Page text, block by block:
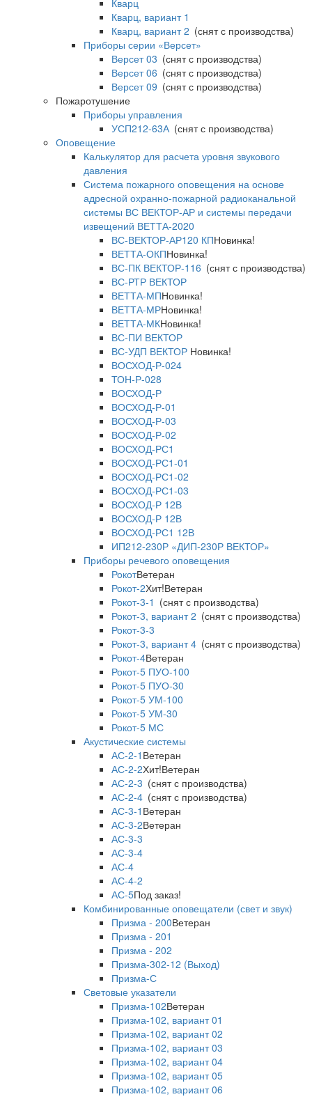
Кварц
Кварц, вариант 1
Кварц, вариант 2 (снят с производства)
Приборы серии «Версет»
Версет 03 (снят с производства)
Версет 06 (снят с производства)
Версет 09 (снят с производства)
Пожаротушение
Приборы управления
УСП212-63А(снят с производства)
Оповещение
Калькулятор для расчета уровня звукового
давления
Система пожарного оповещения на основе
адресной охранно-пожарной радиоканальной
системы ВС ВЕКТОР-АР и системы передачи
извещений ВЕТТА-2020
ВС-ВЕКТОР-АР120 КПНовинка!
ВЕТТА-ОКПНовинка!
ВС-ПК ВЕКТОР-116 (снят с производства)
ВС-РТР ВЕКТОР
ВЕТТА-МПНовинка!
ВЕТТА-МРНовинка!
ВЕТТА-МКНовинка!
ВС-ПИ ВЕКТОР
ВС-УДП ВЕКТОР Новинка!
ВОСХОД-Р-024
ТОН-Р-028
ВОСХОД-Р
ВОСХОД-Р-01
ВОСХОД-Р-03
ВОСХОД-Р-02
ВОСХОД-РС1
ВОСХОД-РС1-01
ВОСХОД-РС1-02
ВОСХОД-РС1-03
ВОСХОД-Р 12В
ВОСХОД-Р 12В
ВОСХОД-РС1 12В
ИП212-230Р «ДИП-230Р ВЕКТОР»
Приборы речевого оповещения
РокотВетеран
Рокот-2Хит!Ветеран
Рокот-3-1 (снят с производства)
Рокот-3, вариант 2 (снят с производства)
Рокот-3-3
Рокот-3, вариант 4 (снят с производства)
Рокот-4Ветеран
Рокот-5 ПУО-100
Рокот-5 ПУО-30
Рокот-5 УМ-100
Рокот-5 УМ-30
Рокот-5 МС
Акустические системы
АС-2-1 Ветеран
АС-2-2Хит!Ветеран
АС-2-3 (снят с производства)
АС-2-4 (снят с производства)
АС-3-1 Ветеран
АС-3-2Ветеран
АС-3-3
АС-3-4
АС-4
АС-4-2
АС-5Под заказ!
Комбинированные оповещатели (свет и звук)
Призма - 200Ветеран
Призма - 201
Призма - 202
Призма-302-12 (Выход)
Призма-С
Световые указатели
Призма-102Ветеран
Призма-102, вариант 01
Призма-102, вариант 02
Призма-102, вариант 03
Призма-102, вариант 04
Призма-102, вариант 05
Призма-102, вариант 06